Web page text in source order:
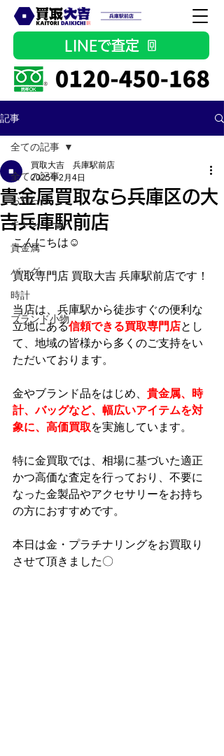
LINEで査定
記事
全ての記事
お知らせ
キャンペーン
貴金属
バッグ
時計
ブランド小物
全ての記事
貴金属買取なら兵庫区の大
吉兵庫駅前店
買取大吉 兵庫駅前店
2025年2月4日
こんにちは☺
買取専門店 買取大吉 兵庫駅前店です！
当店は、兵庫駅から徒歩すぐの便利な
立地にある信頼できる買取専門店とし
て、地域の皆様から多くのご支持をい
ただいております。
金やブランド品をはじめ、 貴金属、時
計、バッグなど、幅広いアイテムを対
象に、高価買取を実施しています。
特に金買取では、相場に基づいた適正
かつ高価な査定を行っており、不要に
なった金製品やアクセサリーをお持ち
の方におすすめです。
本日は金・プラチナリングをお買取り
させて頂きました〇